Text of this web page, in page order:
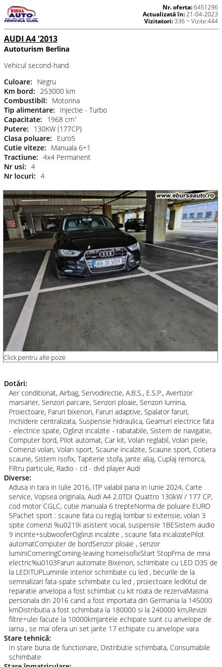
Nr. oferta:6451296
Actualizată în:21-04-2023
Vizitatori:336 ~ Vizite:444
AUDI A4 '2013
Autoturism Berlina
Vehicul second-hand
Culoare:
Negru
Km bord:
253000 km
Combustibil:
Motorina
Tip alimentare:
Injectie - Turbo
Capacitate:
1968 cm3
Putere:
130KW (177CP)
Clasa poluare:
Euro5
Cutie viteze:
Manuala 6+1
Tractiune: 4x4 Permanent
Nr usi: 4
Nr locuri: 4
Click pentru alte poze
Dotări:
Aer conditionat, Airbag, Servodirectie, A.B.S., E.S.P., Avertizor
marsarier, Senzori parcare, Senzori ploaie, Senzori lumina,
Proiectoare, Faruri bixenon, Faruri adaptive, Spalator faruri,
Inchidere centralizata, Suspensie hidraulica, Geamuri electrice fata
- electrice spate, Oglinzi incalzite - rabatabile, Sistem de navigatie,
Computer bord, Pilot automat, Car kit, Volan reglabil, Volan piele,
Comenzi volan, Volan sport, Scaune incalzite, Scaune sport, Cotiera
scaune, Sistem Isofix, Tapiterie stofa, Jante aliaj, Cuplaj remorca,
Filtru particule, Radio - cd - dvd player Audi
Diverse:
Adusa in tara in Iulie 2016, ITP valabil pana in Iunie 2024, Carte
service, Vopsea originala, Audi A4 2.0TDI Quattro 130kW / 177 CP,
cod motor CGLC, cutie manuala 6 trepteNorma de poluare EURO
5Pachet sport : scaune fata cu reglaj lombar si extensie, volan 3
spite comenzi %u0219i asistent vocal, suspensie 1BESistem audio
9 incinte+subwooferOglinzi incalzite , scaune fata incalizatePilot
automatComputer de bordSenzor ploaie , senzor
luminiCorneringComing-leaving homeIsofixStart StopFrna de mna
electric%u0103Faruri automate Bixenon, schimbate cu LED D3S de
la LEDITUPLuminile interior schimbate cu led , becurile de la
semnalizari fata-spate schimbate cu led , proiectoare ledKitul de
reparatie anvelopa a fost schimbat cu kit roata de rezervaMasina
personala din 2016 cand a fost importata din Germania la 145000
kmDistributia a fost schimbata la 180000 si la 240000 km,Revizii
filtre+ulei facute la 10000kmJantele echipate sunt cu anvelope de
iarna , se mai ofera un set jante 17 echipate cu anvelope vara
Stare tehnică:
In stare buna de functionare, Distributie schimbata, Consumabile
schimbate